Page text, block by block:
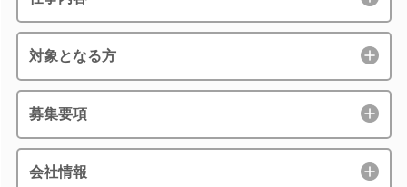
対象となる方
募集要項
会社情報